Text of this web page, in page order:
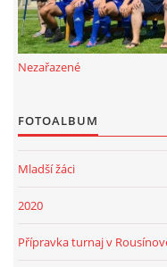
Nezařazené
FOTOALBUM
Mladší žáci
2020
Přípravka turnaj v